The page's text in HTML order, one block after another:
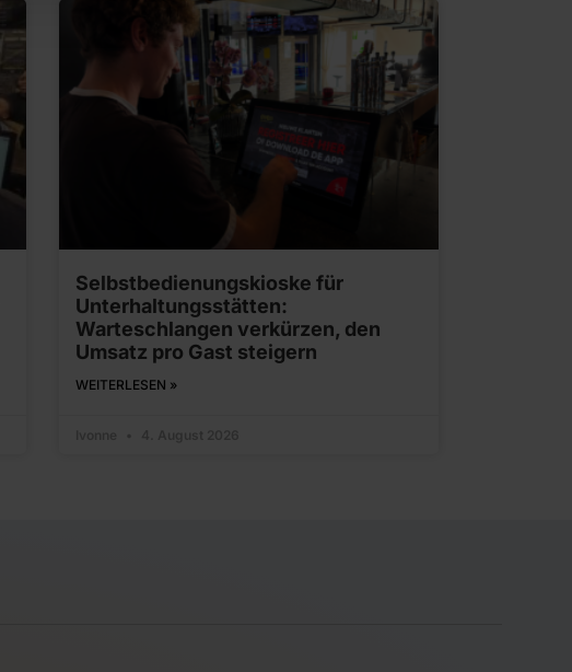
Selbstbedienungskioske für
Unterhaltungsstätten:
Warteschlangen verkürzen, den
Umsatz pro Gast steigern
WEITERLESEN »